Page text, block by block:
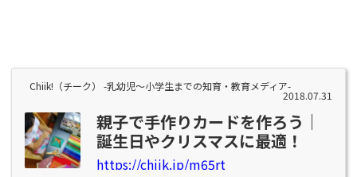
Chiik!（チーク） -乳幼児〜小学生までの知育・教育メディア-
2018.07.31
親子で手作りカードを作ろう｜
誕生日やクリスマスに最適！
https://chiik.jp/m65rt